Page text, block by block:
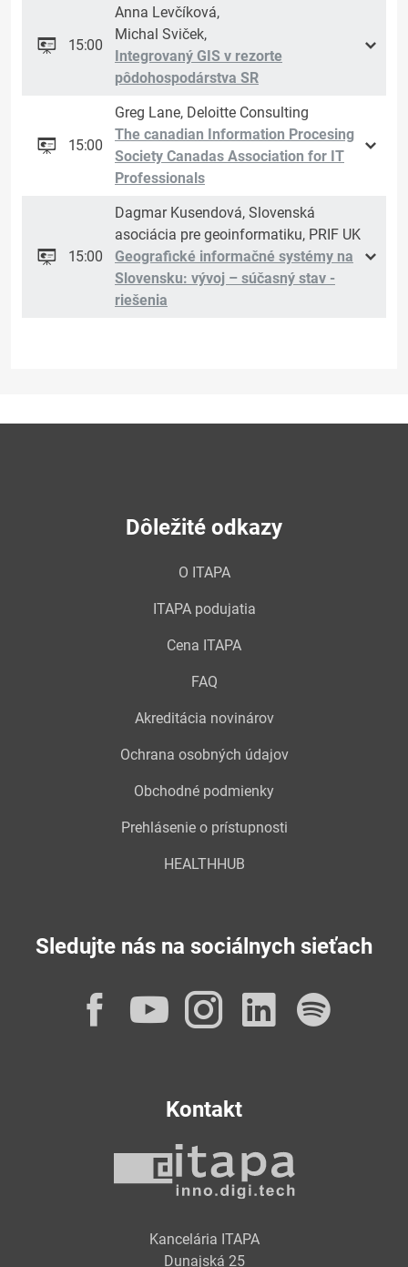
15:00
Anna Levčíková,
Michal Sviček,
Integrovaný GIS v rezorte
pôdohospodárstva SR
15:00
Greg Lane, Deloitte Consulting
The canadian Information Procesing
Society Canadas Association for IT
Professionals
15:00
Dagmar Kusendová, Slovenská
asociácia pre geoinformatiku, PRIF UK
Geografické informačné systémy na
Slovensku: vývoj – súčasný stav -
riešenia
Dôležité odkazy
O ITAPA
ITAPA podujatia
Cena ITAPA
FAQ
Akreditácia novinárov
Ochrana osobných údajov
Obchodné podmienky
Prehlásenie o prístupnosti
HEALTHHUB
Sledujte nás na sociálnych sieťach
Facebook
YouTube
Instagram
Kontakt
Kancelária ITAPA
Dunajská 25